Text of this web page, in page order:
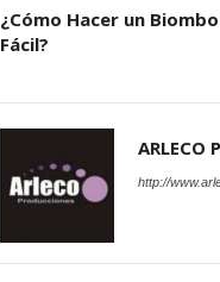
¿Cómo Hacer un
Fácil?
ARLECO
http://